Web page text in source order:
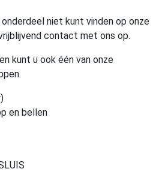
niet kunt vinden op onze
contact met ons op.
kunt u ook één van onze
en bellen